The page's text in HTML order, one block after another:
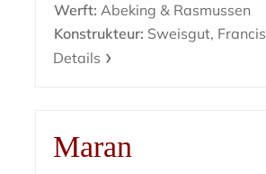
Werft: Abeking & Rasmussen
Konstrukteur: Sweisgut, Francis
Details
Maran